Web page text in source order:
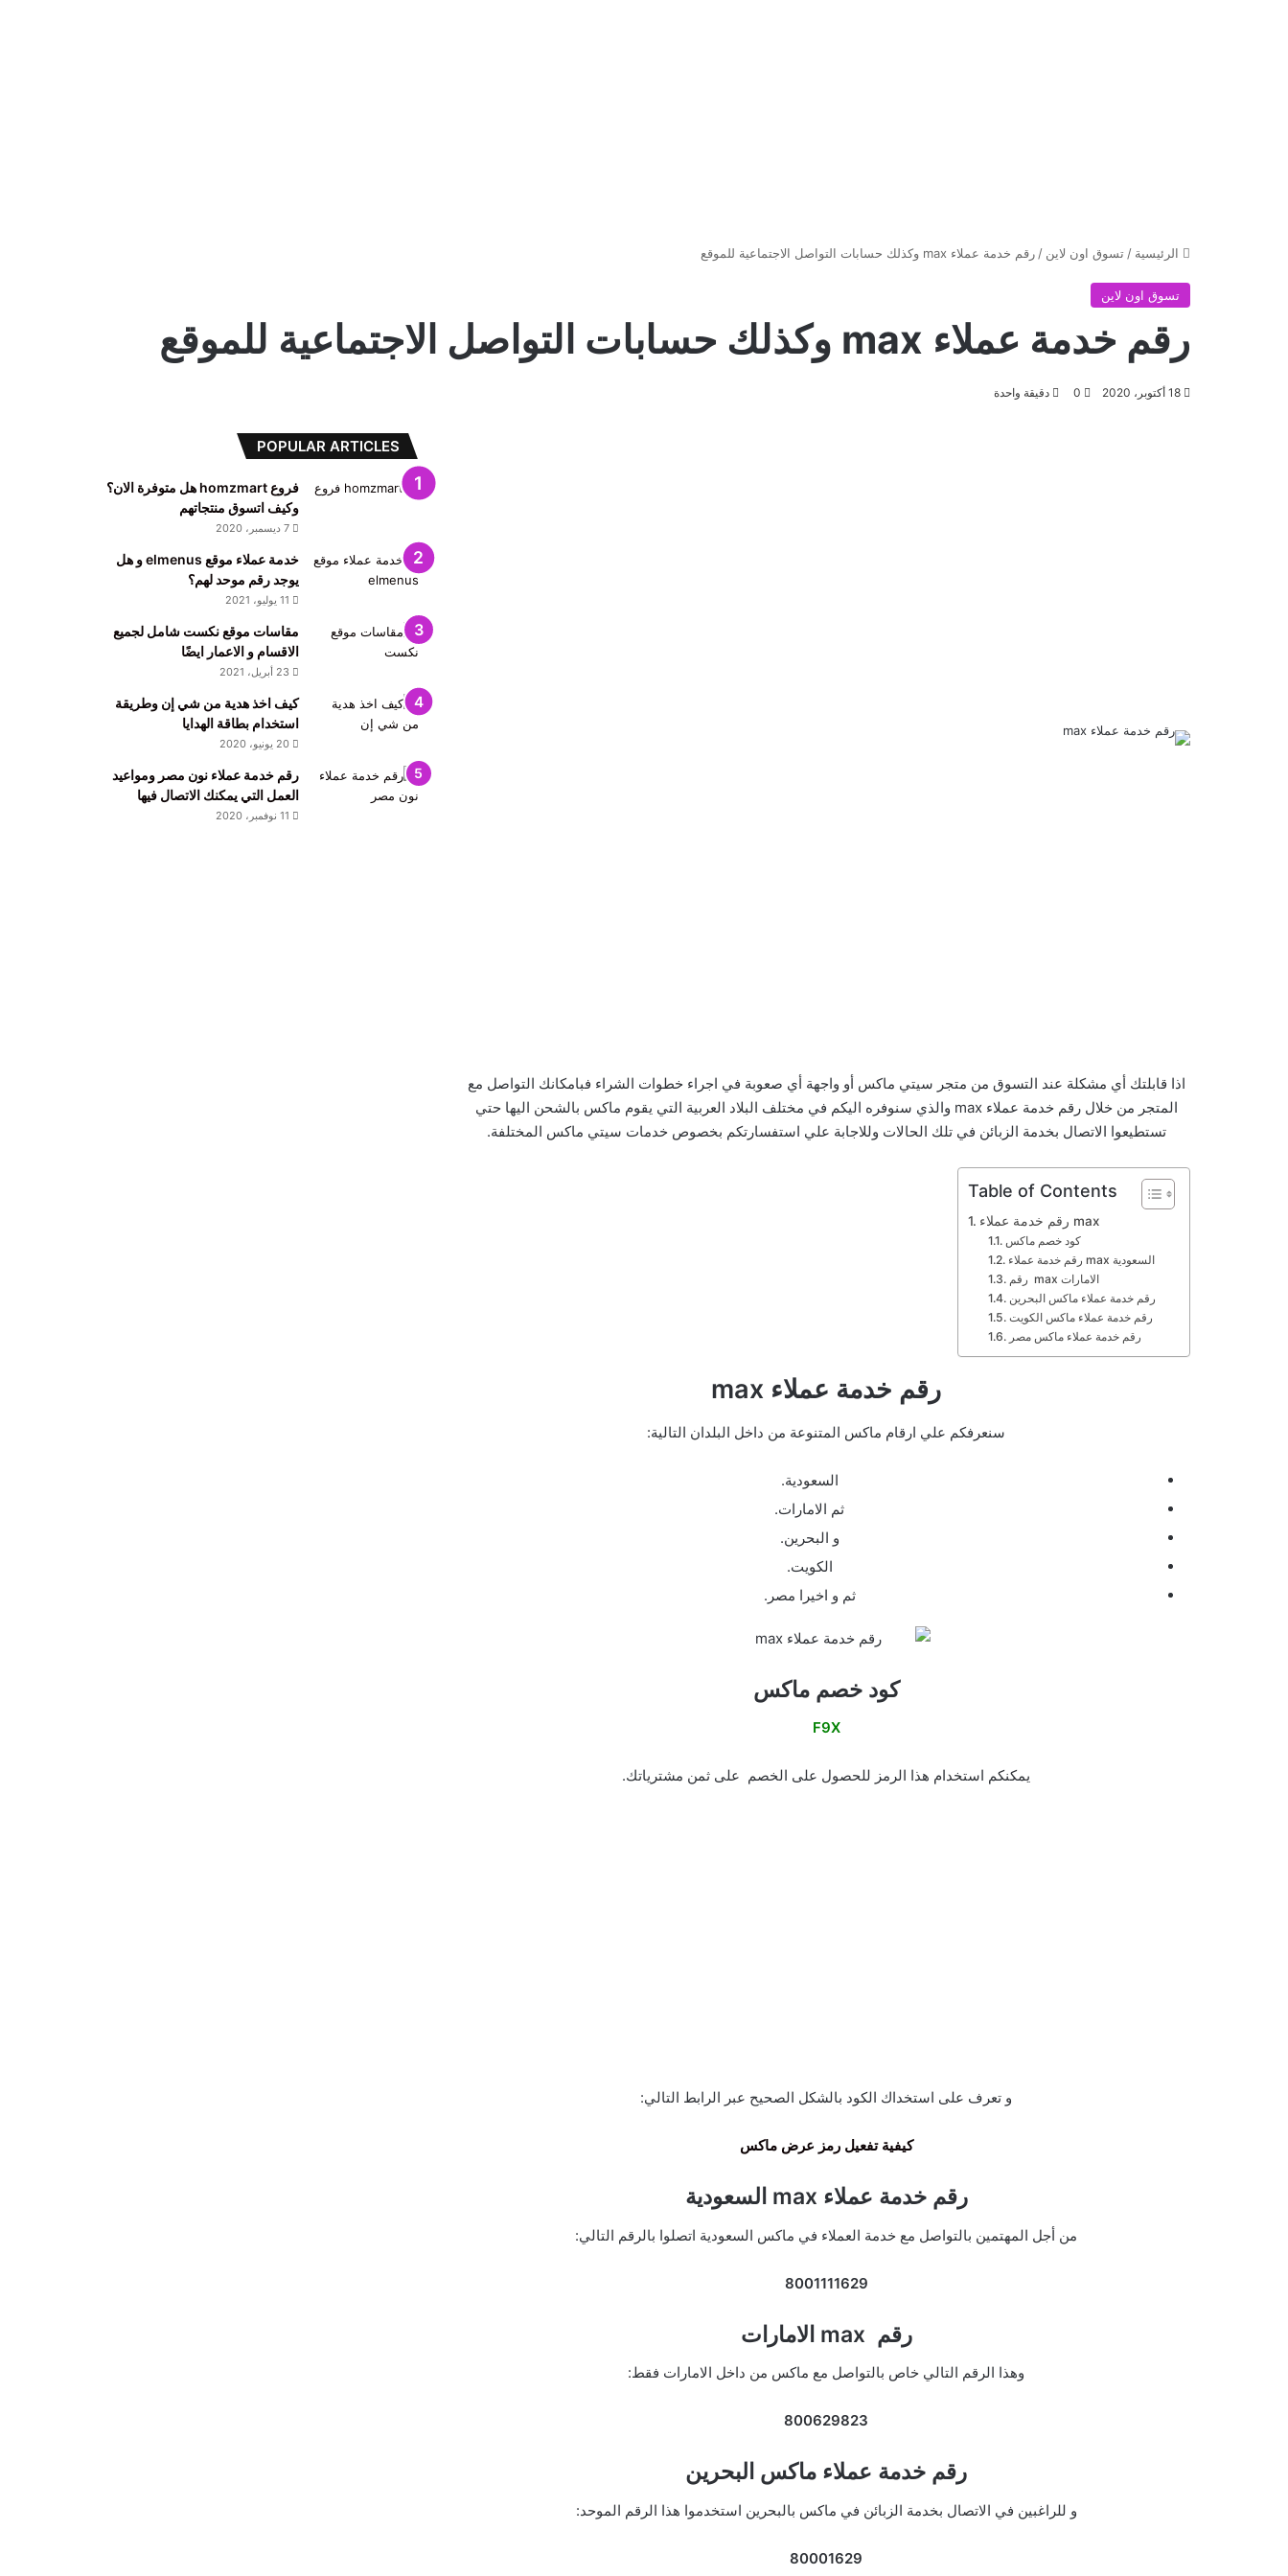
الرئيسية / تسوق اون لاين / رقم خدمة عملاء max وكذلك حسابات التواصل الاجتماعية للموقع
تسوق اون لاين
رقم خدمة عملاء max وكذلك حسابات التواصل الاجتماعية للموقع
18 أكتوبر، 2020 0 دقيقة واحدة
اذا قابلتك أي مشكلة عند التسوق من متجر سيتي ماكس أو واجهة أي صعوبة في اجراء خطوات الشراء فبامكانك التواصل مع
المتجر من خلال رقم خدمة عملاء max والذي سنوفره اليكم في مختلف البلاد العربية التي يقوم ماكس بالشحن اليها حتي
تستطيعوا الاتصال بخدمة الزبائن في تلك الحالات وللاجابة علي استفسارتكم بخصوص خدمات سيتي ماكس المختلفة.
Table of Contents
رقم خدمة عملاء max
كود خصم ماكس
رقم خدمة عملاء max السعودية
رقم max الامارات
رقم خدمة عملاء ماكس البحرين
رقم خدمة عملاء ماكس الكويت
رقم خدمة عملاء ماكس مصر
رقم خدمة عملاء max
سنعرفكم علي ارقام ماكس المتنوعة من داخل البلدان التالية:
السعودية.
ثم الامارات.
و البحرين.
الكويت.
ثم و اخيرا مصر.
كود خصم ماكس
F9X
يمكنكم استخدام هذا الرمز للحصول على الخصم على ثمن مشترياتك.
و تعرف على استخداك الكود بالشكل الصحيح عبر الرابط التالي:
كيفية تفعيل رمز عرض ماكس
رقم خدمة عملاء max السعودية
من أجل المهتمين بالتواصل مع خدمة العملاء في ماكس السعودية اتصلوا بالرقم التالي:
8001111629
رقم max الامارات
وهذا الرقم التالي خاص بالتواصل مع ماكس من داخل الامارات فقط:
800629823
رقم خدمة عملاء ماكس البحرين
و للراغبين في الاتصال بخدمة الزبائن في ماكس بالبحرين استخدموا هذا الرقم الموحد:
80001629
POPULAR ARTICLES
فروع homzmart هل متوفرة الان؟
وكيف اتسوق منتجاتهم
7 ديسمبر، 2020
خدمة عملاء موقع elmenus و هل
يوجد رقم موحد لهم؟
11 يوليو، 2021
مقاسات موقع نكست شامل لجميع
الاقسام و الاعمار ايضًا
23 أبريل، 2021
كيف اخذ هدية من شي إن وطريقة
استخدام بطاقة الهدايا
20 يونيو، 2020
رقم خدمة عملاء نون مصر ومواعيد
العمل التي يمكنك الاتصال فيها
11 نوفمبر، 2020